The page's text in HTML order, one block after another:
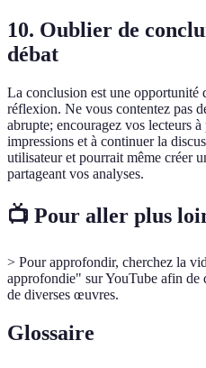
10. Oublier de
débat
La conclusion est une opportunité
réflexion. Ne vous contentez pas
abrupte; encouragez vos lecteurs
impressions et à continuer la
utilisateur et pourrait même créer
partageant vos analyses.
📺 Pour aller plus
> Pour approfondir, cherchez la
approfondie" sur YouTube afin de
de diverses œuvres.
Glossaire